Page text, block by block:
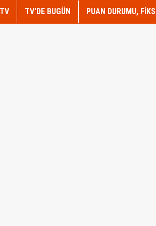
TV'DE BUGÜN PUAN DURUMU,